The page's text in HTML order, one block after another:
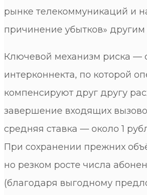
рынке телекоммуникаций и
причинение убытков»
Ключевой механизм риска —
интерконнекта, по которой
компенсируют друг другу
завершение входящих
средняя ставка — около 1
При сохранении прежних
но резком росте числа
(благодаря выгодному